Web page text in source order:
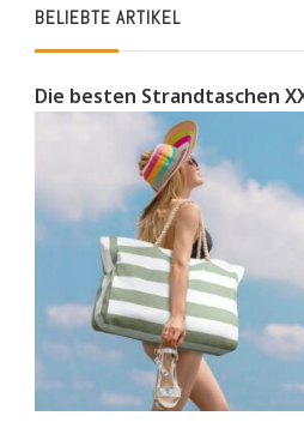
BELIEBTE ARTIKEL
Die besten Strandtaschen